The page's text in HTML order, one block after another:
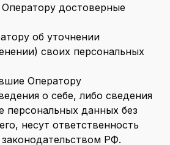
достоверные
об уточнении
своих персональных
Оператору
о себе, либо сведения
персональных данных без
несут ответственность
РФ.